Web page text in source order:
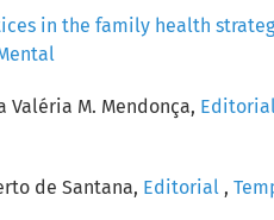
in the family health
Valéria M. Mendonça,
de Santana, Editorial ,